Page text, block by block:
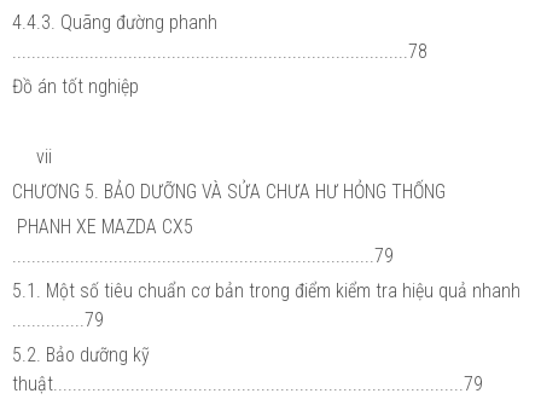
4.4.3. Quãng đường phanh
..................................................................................78
Đồ án tốt nghiệp
vii
CHƯƠNG 5. BẢO DƯỠNG VÀ SỬA CHƯA HƯ HỎNG THỐNG
PHANH XE MAZDA CX5
...........................................................................79
5.1. Một số tiêu chuẩn cơ bản trong điểm kiểm tra hiệu quả nhanh
...............79
5.2. Bảo dưỡng kỹ
thuật.....................................................................................79